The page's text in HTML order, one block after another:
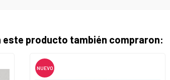
producto también compraron:
NUEVO